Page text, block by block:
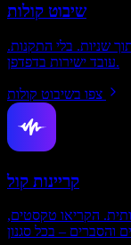
שיבוט קולות
שניות. בלי התקנות.
עובד ישירות בדפדפן.
צפו בשיבוט קולות
קריינות קול
הקריאו טקסטים,